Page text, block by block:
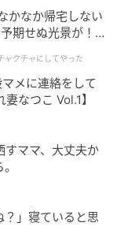
イクグリー
んどが自社製
かなか帰宅しない
期せぬ光景が！
ャクチャにしてやった
メに連絡をして
なつこ Vol.1】
ママ、大丈夫か
」寝ていると思